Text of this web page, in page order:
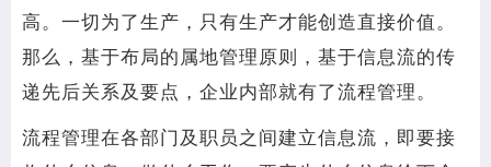
高。一切为了生产，只有生产才能创造直接价值。
那么，基于布局的属地管理原则，基于信息流的传
递先后关系及要点，企业内部就有了流程管理。
流程管理在各部门及职员之间建立信息流，即要接